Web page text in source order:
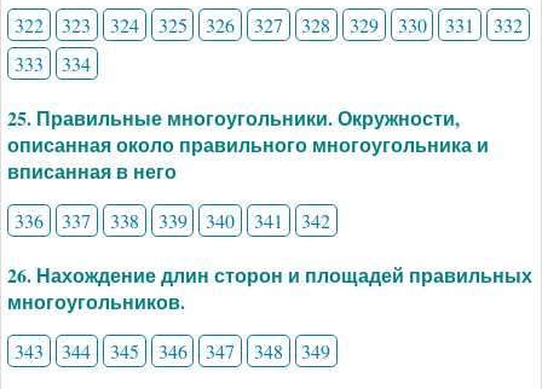
322 323 324 325 326 327 328 329 330 331
332
333
334
25. Правильные многоугольники. Окружности,
описанная около правильного многоугольника и
вписанная в него
336 337 338 339 340 341 342
26. Нахождение длин сторон и площадей правильных
многоугольников.
343 344 345 346 347 348 349